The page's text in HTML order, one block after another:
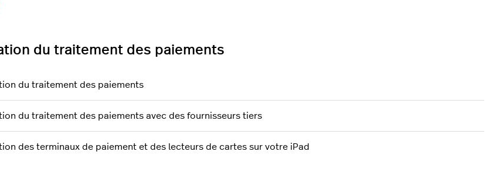
du traitement des paiements
du traitement des paiements
du traitement des paiements avec des fournisseurs tiers
des terminaux de paiement et des lecteurs de cartes sur votre iPad